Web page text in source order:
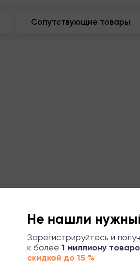
Не нашли
Зарегистрируйтесь и
к более 1 миллиону
скидкой до 15 %
Сопутствующие товары